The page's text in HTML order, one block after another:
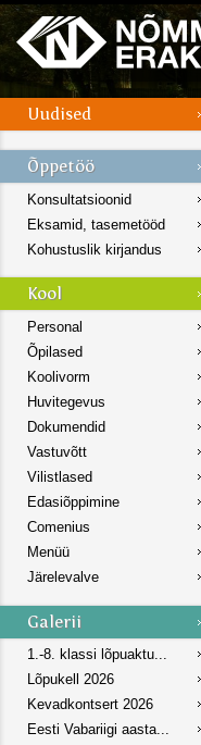
Konsultatsioonid
Eksamid, tasemetööd
Kohustuslik kirjandus
Personal
Õpilased
Koolivorm
Huvitegevus
Dokumendid
Vastuvõtt
Vilistlased
Edasiõppimine
Comenius
Menüü
Järelevalve
1.-8. klassi lõpuaktu...
Lõpukell 2026
Kevadkontsert 2026
Eesti Vabariigi aasta...